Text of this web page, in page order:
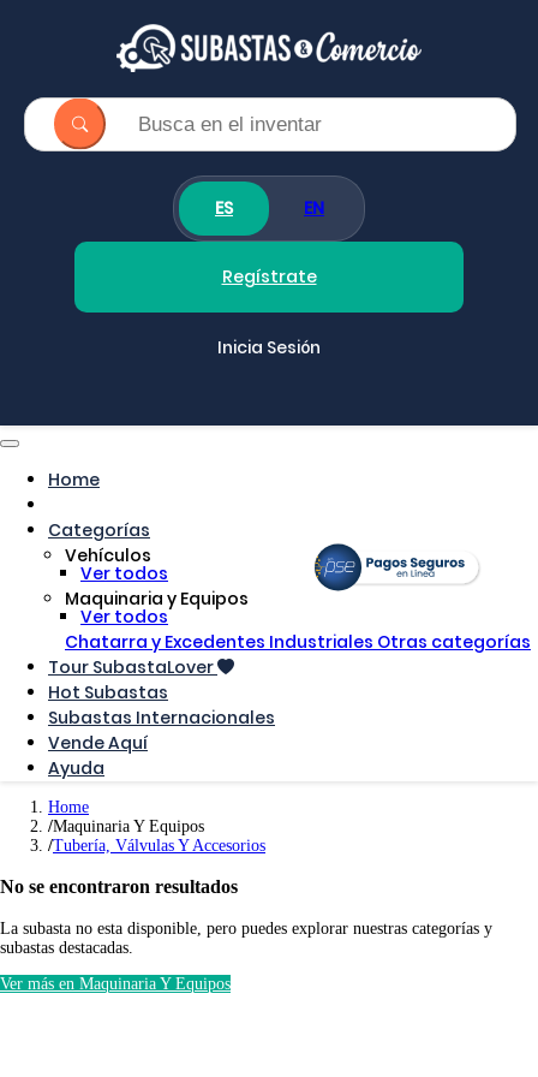
ES EN
Regístrate
Inicia Sesión
Home
Categorías
Vehículos
Ver todos
Maquinaria y Equipos
Ver todos
Chatarra y Excedentes Industriales Otras categorías
Tour SubastaLover
Hot Subastas
Subastas Internacionales
Vende Aquí
Ayuda
Home
Maquinaria Y Equipos
Tubería, Válvulas Y Accesorios
No se encontraron resultados
La subasta no esta disponible, pero puedes explorar nuestras categorías y
subastas destacadas.
Ver más en Maquinaria Y Equipos